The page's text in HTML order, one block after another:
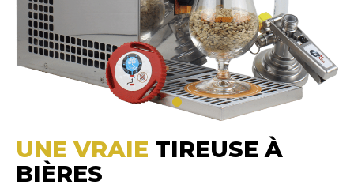
UNE VRAIE TIREUSE À
BIÈRES